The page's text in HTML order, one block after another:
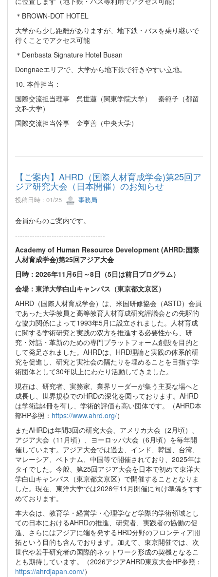
＊BROWN-DOT HOTEL
大学から少し距離がありますが、地下鉄・バスを乗り継いで
行くことでアクセス可能
＊Denbasta Signature Hotel Busan
Dongnaeエリアで、大学から地下鉄で行きやすい立地。
10. 本件担当：
国際交流担当理事 呉世蓮（関東学院大学） 秦範子（都留
文科大学）
国際交流担当幹事 金亨善（中央大学）
【ご案内】AHRD（国際人材育成学会)第25回ア
ジア研究大会（日本開催）のお知らせ
投稿日時 : 01/25 事務局
会員からのご案内です。
-------------------------------------
Academy of Human Resource Development (AHRD:国際
人材育成学会)第25回アジア大会
日時：2026年11月6日～8日（5日は前日プログラム）
会場：東洋大学白山キャンパス（東京都文京区）
AHRD（国際人材育成学会）は、米国研修協会（ASTD）会員
であった大学教員と高等教育人材育成研究評議会との先駆的
な協力関係によって1993年5月に設立されました。人材育成
に関する学術研究と実践の双方を推進する必要性から、研
究・対話・革新のための専門プラットフォーム創設を目的と
して発足されました。AHRDは、HRD理論と実践の体系的研
究を促進し、研究と実社会の隔たりを埋めることを目指す学
術団体として30年以上にわたり活動してきました。
現在は、研究者、実務家、業界リーダーが集う主要な場へと
成長し、世界規模でのHRDの深化を図っております。AHRD
は学術誌4冊を有し、学術的評価も高い団体です。（AHRD本
部HP参照： https://www.ahrd.org/）
またAHRDは年間3回の研究大会、アメリカ大会（2月頃）、
アジア大会（11月頃）、ヨーロッパ大会（6月頃）を毎年開
催しています。アジア大会では過去、インド、韓国、台湾、
マレーシア、ベトナム、中国等で開催されており、2025年は
タイでした。今般、第25回アジア大会を日本で初めて東洋大
学白山キャンパス（東京都文京区）で開催することとなりま
した。現在、東洋大学では2026年11月開催に向け準備をすす
めております。
本大会は、教育学・経営学・心理学など学際的学術領域とし
ての日本におけるAHRDの推進、研究者、実践者の協働の促
進、さらにはアジアに端を発するHRD分野のフロンティア開
拓という目的も含んでおります。加えて、東京開催では、次
世代や若手研究者の国際的ネットワーク形成の契機となるこ
とも期待しています。（2026アジアAHRD東京大会HP参照：
https://ahrdjapan.com/）